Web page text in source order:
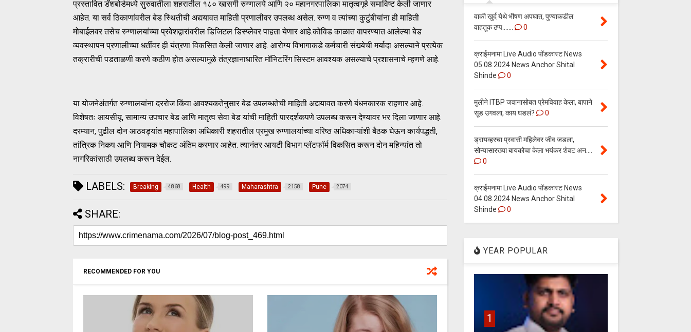
प्रस्तावित डॅशबोर्डमध्ये सुरुवातीला शहरातील १८० खासगी रुग्णालये आणि २० महानगरपालिका मातृत्वगृहे समाविष्ट केली जाणार
आहेत. या सर्व ठिकाणांवरील बेड स्थितीची अद्ययावत माहिती प्रणालीवर उपलब्ध असेल. रुग्ण व त्यांच्या कुटुंबीयांना ही माहिती
मोबाईलवर तसेच रुग्णालयांच्या प्रवेशद्वारांवरील डिजिटल डिस्प्लेवर पाहता येणार आहे.कोविड काळात वापरण्यात आलेल्या बेड
व्यवस्थापन प्रणालीच्या धर्तीवर ही यंत्रणा विकसित केली जाणार आहे. आरोग्य विभागाकडे कर्मचारी संख्येची मर्यादा असल्याने प्रत्येक
तक्रारीची पडताळणी करणे कठीण होत असल्यामुळे तंत्रज्ञानाधारित मॉनिटरिंग सिस्टम आवश्यक असल्याचे प्रशासनाचे म्हणणे आहे.
या योजनेअंतर्गत रुग्णालयांना दररोज किंवा आवश्यकतेनुसार बेड उपलब्धतेची माहिती अद्ययावत करणे बंधनकारक राहणार आहे.
विशेषतः आयसीयू, सामान्य उपचार बेड आणि मातृत्व सेवा बेड यांची माहिती पारदर्शकपणे उपलब्ध करून देण्यावर भर दिला जाणार आहे.
दरम्यान, पुढील दोन आठवड्यांत महापालिका अधिकारी शहरातील प्रमुख रुग्णालयांच्या वरिष्ठ अधिकाऱ्यांशी बैठक घेऊन कार्यपद्धती,
तांत्रिक निकष आणि नियामक चौकट अंतिम करणार आहेत. त्यानंतर आयटी विभाग प्लॅटफॉर्म विकसित करून दोन महिन्यांत तो
नागरिकांसाठी उपलब्ध करून देईल.
LABELS: Breaking 4868 Health 499 Maharashtra 2158 Pune 2074
SHARE:
RECOMMENDED FOR YOU
वाकी खुर्द येथे भीषण अपघात, पुण्याकडील
वाहतूक ठप्प.......
0
क्राईमनामा Live Audio पॉडकास्ट News
05.08.2024 News Anchor Shital
Shinde
0
मुलीने ITBP जवानासोबत प्रेमविवाह केला, बापाने
सूड उगवला, काय घडलं?
0
ड्रायव्हरचा प्रवासी महिलेवर जीव जडला,
सोन्यासारख्या बायकोचा केला भयंकर शेवट अन....
0
क्राईमनामा Live Audio पॉडकास्ट News
04.08.2024 News Anchor Shital
Shinde
0
YEAR POPULAR
1